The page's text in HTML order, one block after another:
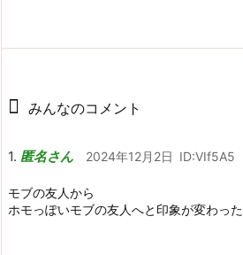
みんなのコメント
匿名さん 2024年12月2日 ID:VIf5A5
モブの友人から
ホモっぽいモブの友人へと印象が変わった